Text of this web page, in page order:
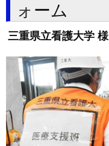
ォーム
三重県立看護大学 様